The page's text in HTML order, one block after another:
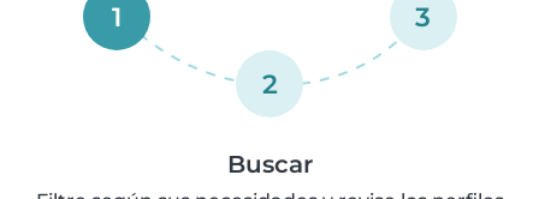
1
2
3
Buscar